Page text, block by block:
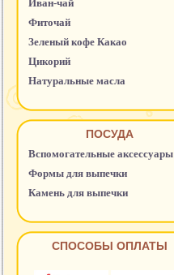
Иван-чай
Фиточай
Зеленый кофе Какао
Цикорий
Натуральные масла
ПОСУДА
Вспомогательные аксессуары
Формы для выпечки
Камень для выпечки
СПОСОБЫ ОПЛАТЫ